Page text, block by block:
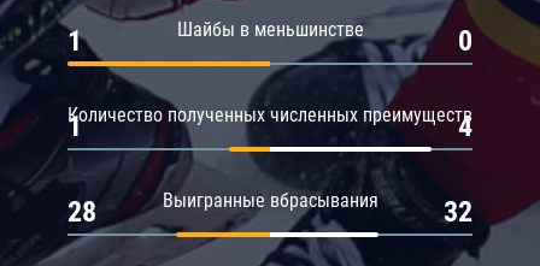
Шайбы в меньшинстве
1 0
Количество полученных численных преимуществ
1 4
Выигранные вбрасывания
28 32